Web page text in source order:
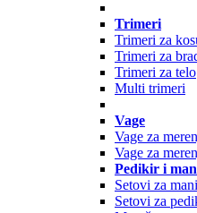
Trimeri
Trimeri za
Trimeri za
Trimeri za telo
Multi trimeri
Vage
Vage za
Vage za
Pedikir i
Setovi za
Setovi za